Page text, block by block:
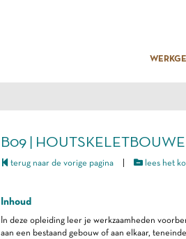
B09 |
terug naar de vorige pagina| lees het
Inhoud
In deze opleiding leer je werkzaamheden
aan een bestaand gebouw of aan elkaar,